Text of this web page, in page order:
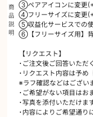
商
品
説
明
③ペアアイコンに変更
④フリーサイズに変更
⑤収益化サービスでの
⑥【フリーサイズ用】背
【リクエスト】
･ご注文後ご回答いただ
･リクエスト内容は予め
※ラフ確認などはござい
･ご希望がない項目はお
･写真を添付いただけま
･内容によりご希望通り